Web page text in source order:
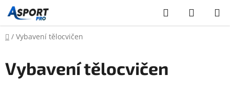
Přejít
na
obsah
Hledat
KOŠÍK
Domů
/ Vybavení tělocvičen
Vybavení tělocvičen